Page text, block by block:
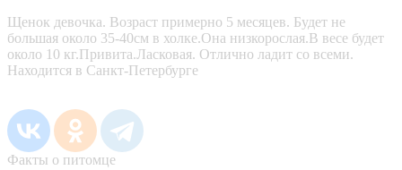
Щенок девочка. Возраст примерно 5 месяцев. Будет не
большая около 35-40см в холке.Она низкорослая.В весе будет
около 10 кг.Привита.Ласковая. Отлично ладит со всеми.
Находится в Санкт-Петербурге
Факты о питомце